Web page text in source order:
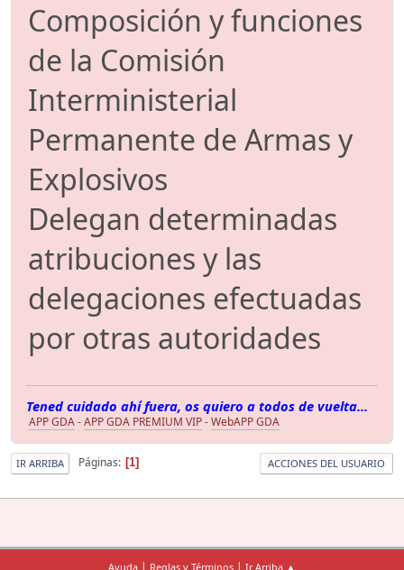
Composición y funciones
de la Comisión
Interministerial
Permanente de Armas y
Explosivos
Delegan determinadas
atribuciones y las
delegaciones efectuadas
por otras autoridades
Tened cuidado ahí fuera, os quiero a todos de vuelta...
APP GDA-APP GDA PREMIUM VIP-WebAPP GDA
IR ARRIBA Páginas 1 ACCIONES DEL USUARIO
Ayuda | Reglas y Términos | Ir Arriba ▲